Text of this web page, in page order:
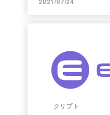
クリプト